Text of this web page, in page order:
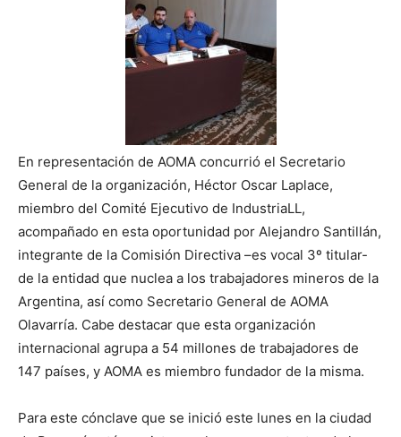
En representación de AOMA concurrió el Secretario
General de la organización, Héctor Oscar Laplace,
miembro del Comité Ejecutivo de IndustriaLL,
acompañado en esta oportunidad por Alejandro Santillán,
integrante de la Comisión Directiva –es vocal 3º titular-
de la entidad que nuclea a los trabajadores mineros de la
Argentina, así como Secretario General de AOMA
Olavarría. Cabe destacar que esta organización
internacional agrupa a 54 millones de trabajadores de
147 países, y AOMA es miembro fundador de la misma.
Para este cónclave que se inició este lunes en la ciudad